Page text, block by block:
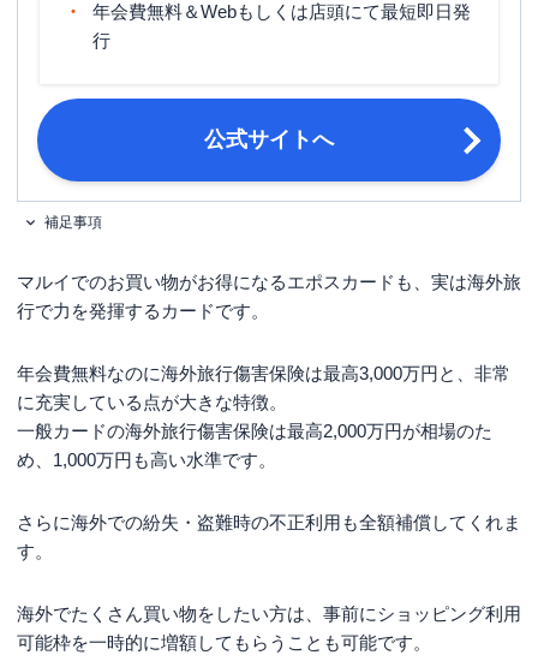
って締め日が異なる
運転免許証・パスポート・マイナンバ
年会費無料＆Webもしくは店頭にて最短即日発
行
公式サイトへ
補足事項
マルイでのお買い物がお得になるエポスカードも、実は海外旅
行で力を発揮するカードです。
年会費無料なのに海外旅行傷害保険は最高3,000万円と、非常
に充実している点が大きな特徴。
一般カードの海外旅行傷害保険は最高2,000万円が相場のた
め、1,000万円も高い水準です。
さらに海外での紛失・盗難時の不正利用も全額補償してくれま
す。
海外でたくさん買い物をしたい方は、事前にショッピング利用
可能枠を一時的に増額してもらうことも可能です。